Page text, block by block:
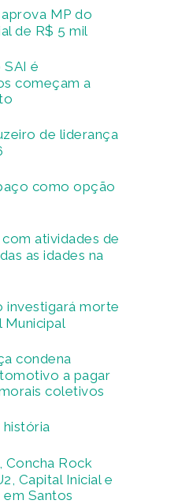
MP do
de R$ 5 mil
é
começam a
de liderança
como opção
atividades de
as idades na
investigará morte
Municipal
condena
a pagar
coletivos
história
Concha Rock
Capital Inicial e
em Santos